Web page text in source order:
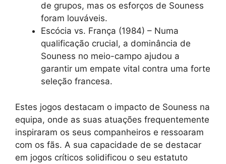
de grupos, mas os esforços de Souness
foram louváveis.
Escócia vs. França (1984) – Numa
qualificação crucial, a dominância de
Souness no meio-campo ajudou a
garantir um empate vital contra uma forte
seleção francesa.
Estes jogos destacam o impacto de Souness na
equipa, onde as suas atuações frequentemente
inspiraram os seus companheiros e ressoaram
com os fãs. A sua capacidade de se destacar
em jogos críticos solidificou o seu estatuto